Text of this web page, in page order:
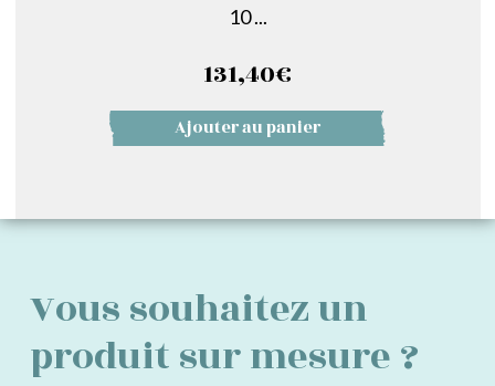
10 ...
131,40€
Ajouter au panier
Vous souhaitez un
produit sur mesure ?